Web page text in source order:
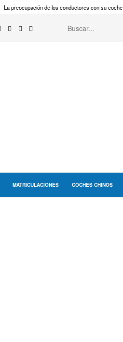
La preocupación de los conductores con su coche
MATRICULACIONES COCHES CHINOS